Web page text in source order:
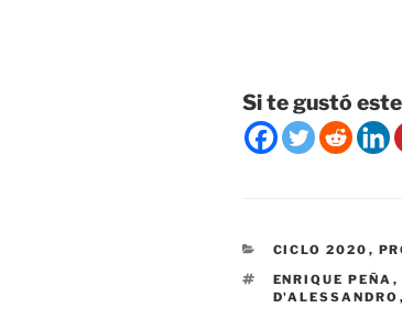
Si te gustó
CATEGORÍAS
CICLO 2020 ,
ETIQUETAS
ENRIQUE PEÑA ,
D'ALESSANDRO ,